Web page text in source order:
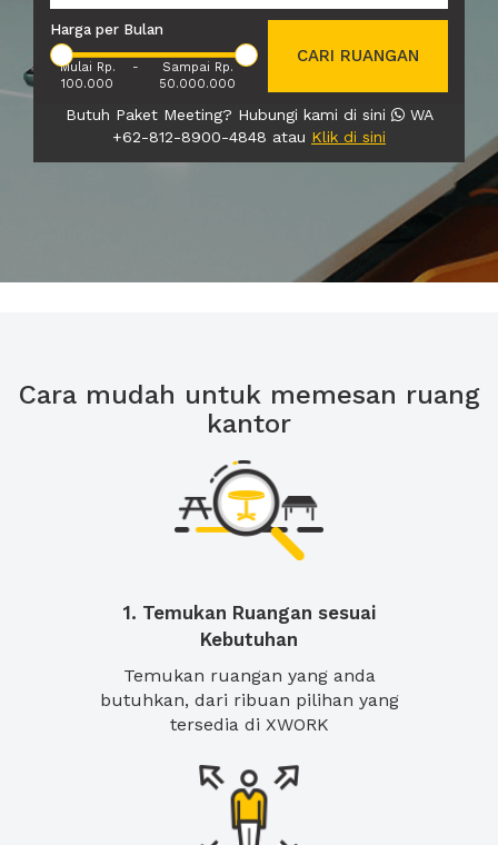
Harga per Bulan
Mulai Rp.
100.000
-
Sampai Rp.
50.000.000
CARI RUANGAN
Butuh Paket Meeting? Hubungi kami di sini
WA
+62-812-8900-4848 atau Klik di sini
Cara mudah untuk memesan ruang
kantor
1. Temukan Ruangan sesuai
Kebutuhan
Temukan ruangan yang anda
butuhkan, dari ribuan pilihan yang
tersedia di XWORK